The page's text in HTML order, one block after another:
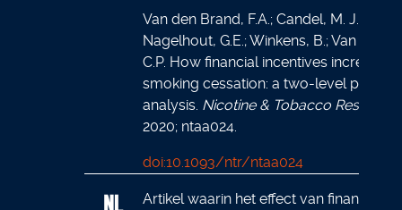
Van den Brand, F.A.; Candel, M. J. J. M.;
Nagelhout, G.E.; Winkens, B.; Van
C.P. How financial incentives increase
smoking cessation: a two-level path
analysis. Nicotine & Tobacco Research
2020; ntaa024.
doi:10.1093/ntr/ntaa024
Artikel waarin het effect van financiële